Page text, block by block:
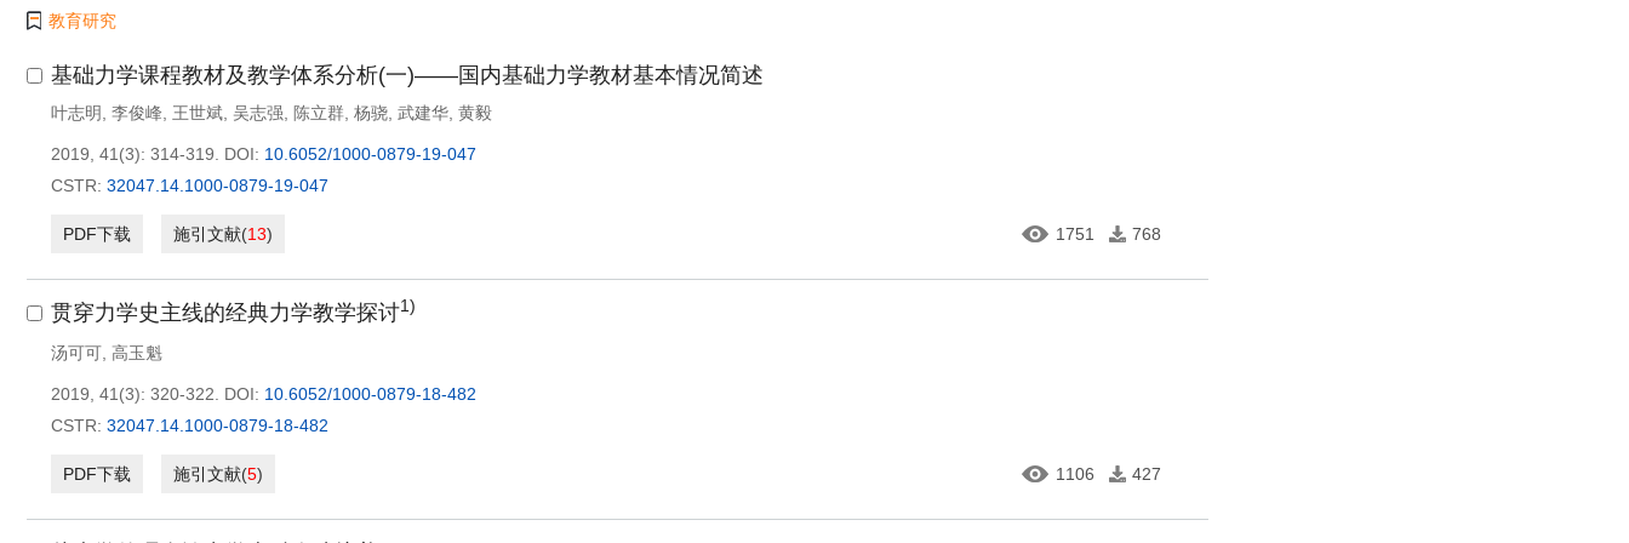
教育研究
基础力学课程教材及教学体系分析(一)——国内基础力学教材基本情况简述
叶志明 李俊峰 王世斌 吴志强 陈立群 杨骁 武建华 黄毅
2019, 41(3): 314-319. DOI: 10.6052/1000-0879-19-047
CSTR: 32047.14.1000-0879-19-047
PDF下载 施引文献(13) 1751 768
贯穿力学史主线的经典力学教学探讨1)
汤可可 高玉魁
2019, 41(3): 320-322. DOI: 10.6052/1000-0879-18-482
CSTR: 32047.14.1000-0879-18-482
PDF下载 施引文献(5) 1106 427